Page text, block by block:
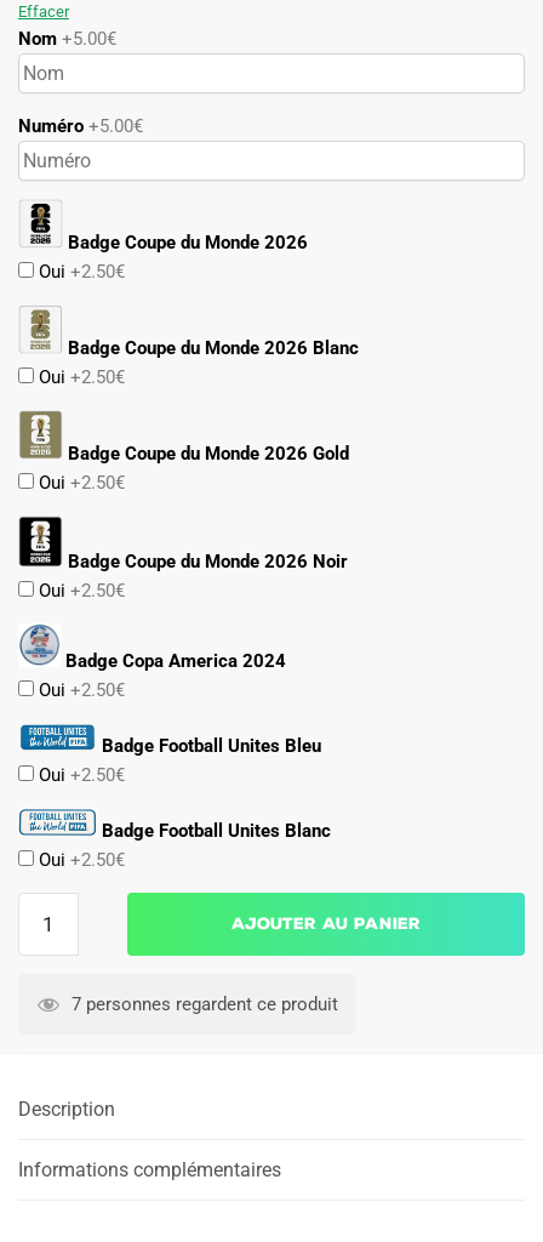
Effacer
Nom +5.00€
Numéro +5.00€
Badge Coupe du Monde 2026
Oui +2.50€
Badge Coupe du Monde 2026 Blanc
Oui +2.50€
Badge Coupe du Monde 2026 Gold
Oui +2.50€
Badge Coupe du Monde 2026 Noir
Oui +2.50€
Badge Copa America 2024
Oui +2.50€
Badge Football Unites Bleu
Oui +2.50€
Badge Football Unites Blanc
Oui +2.50€
Enfant
2026
Ajouter au panier
7 personnes regardent ce produit
Description
Informations complémentaires